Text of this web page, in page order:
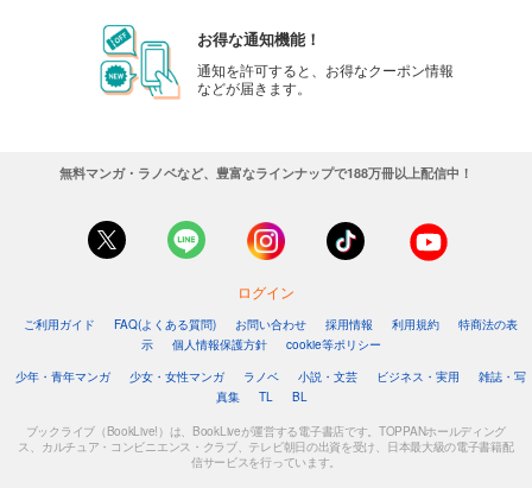
お得な通知機能！
通知を許可すると、お得なクーポン情報
などが届きます。
無料マンガ・ラノベなど、豊富なラインナップで188万冊以上配信中！
ログイン
ご利用ガイド FAQ(よくある質問) お問い合わせ 採用情報 利用規約
特商法の表
示
個人情報保護方針
cookie等ポリシー
少年・青年マンガ
少女・女性マンガ ラノベ 小説・文芸 ビジネス・実用
雑誌・写
真集
TL BL
ブックライブ（BookLive!）は、BookLiveが運営する電子書店です。TOPPANホールディング
ス、カルチュア・コンビニエンス・クラブ、テレビ朝日の出資を受け、日本最大級の電子書籍配
信サービスを行っています。